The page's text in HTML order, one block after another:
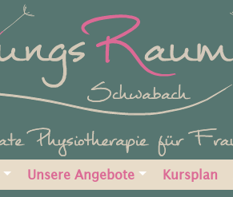
Unsere Angebote Kursplan